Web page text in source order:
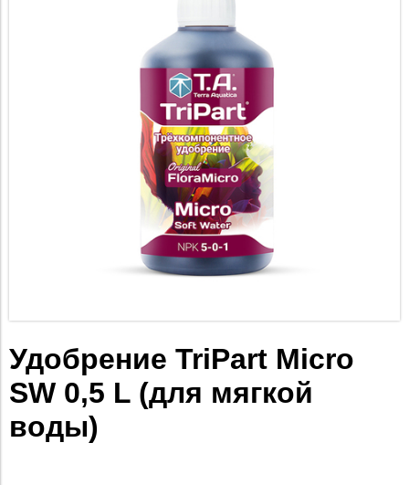
Удобрение TriPart Micro
SW 0,5 L (для мягкой
воды)